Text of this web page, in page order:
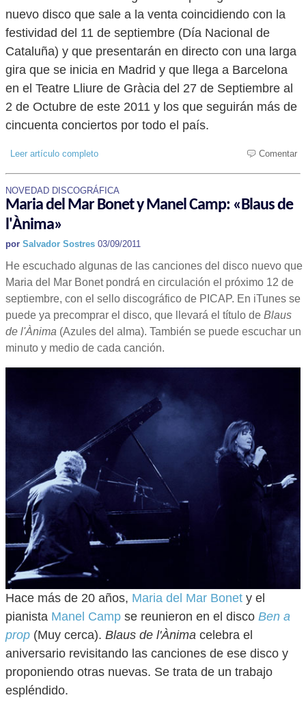
nuevo disco que sale a la venta coincidiendo con la
festividad del 11 de septiembre (Día Nacional de
Cataluña) y que presentarán en directo con una larga
gira que se inicia en Madrid y que llega a Barcelona
en el Teatre Lliure de Gràcia del 27 de Septiembre al
2 de Octubre de este 2011 y los que seguirán más de
cincuenta conciertos por todo el país.
Leer artículo completo Comentar
NOVEDAD DISCOGRÁFICA
Maria del Mar Bonet y Manel Camp: «Blaus de
l'Ànima»
por Salvador Sostres 03/09/2011
He escuchado algunas de las canciones del disco nuevo que
Maria del Mar Bonet pondrá en circulación el próximo 12 de
septiembre, con el sello discográfico de PICAP. En iTunes se
puede ya precomprar el disco, que llevará el título de Blaus
de l'Ànima (Azules del alma). También se puede escuchar un
minuto y medio de cada canción.
Hace más de 20 años, Maria del Mar Bonet y el
pianista Manel Camp se reunieron en el disco Ben a
prop (Muy cerca). Blaus de l'Ànima celebra el
aniversario revisitando las canciones de ese disco y
proponiendo otras nuevas. Se trata de un trabajo
espléndido.